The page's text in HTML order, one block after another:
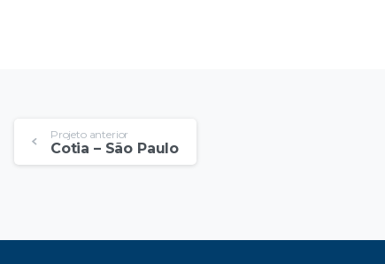
Projeto anterior
Cotia – São Paulo